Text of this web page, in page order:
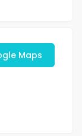
Maps